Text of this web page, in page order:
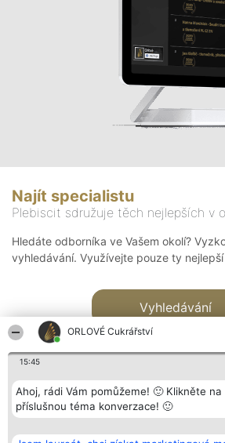
ORLOVÉ Cukrářství
15:45
Ahoj, rádi Vám pomůžeme! 🙂 Klikněte na
příslušnou téma konverzace! 🙂
Najít specialistu
Plebiscit sdružuje těch nejlepších v
Hledáte odborníka ve Vašem okolí?
vyhledávání. Využívejte pouze ty
Vyhledávání
Bright Side Solutions sp. z o.
Vítězové